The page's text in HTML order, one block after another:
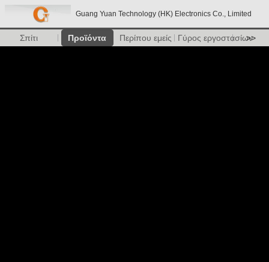
Guang Yuan Technology (HK) Electronics Co., Limited
Σπίτι Προϊόντα Περίπου εμείς Γύρος εργοστασίων
>>